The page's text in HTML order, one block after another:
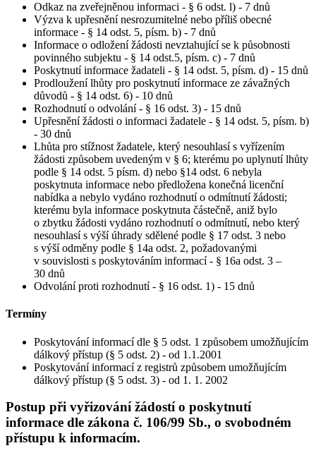
Odkaz na zveřejněnou informaci - § 6 odst. l) - 7 dnů
Výzva k upřesnění nesrozumitelné nebo příliš obecné
informace - § 14 odst. 5, písm. b) - 7 dnů
Informace o odložení žádosti nevztahující se k působnosti
povinného subjektu - § 14 odst.5, písm. c) - 7 dnů
Poskytnutí informace žadateli - § 14 odst. 5, písm. d) - 15 dnů
Prodloužení lhůty pro poskytnutí informace ze závažných
důvodů - § 14 odst. 6) - 10 dnů
Rozhodnutí o odvolání - § 16 odst. 3) - 15 dnů
Upřesnění žádosti o informaci žadatele - § 14 odst. 5, písm. b)
- 30 dnů
Lhůta pro stížnost žadatele, který nesouhlasí s vyřízením
žádosti způsobem uvedeným v § 6; kterému po uplynutí lhůty
podle § 14 odst. 5 písm. d) nebo §14 odst. 6 nebyla
poskytnuta informace nebo předložena konečná licenční
nabídka a nebylo vydáno rozhodnutí o odmítnutí žádosti;
kterému byla informace poskytnuta částečně, aniž bylo
o zbytku žádosti vydáno rozhodnutí o odmítnutí, nebo který
nesouhlasí s výší úhrady sdělené podle § 17 odst. 3 nebo
s výší odměny podle § 14a odst. 2, požadovanými
v souvislosti s poskytováním informací - § 16a odst. 3 –
30 dnů
Odvolání proti rozhodnutí - § 16 odst. 1) - 15 dnů
Termíny
Poskytování informací dle § 5 odst. 1 způsobem umožňujícím
dálkový přístup (§ 5 odst. 2) - od 1.1.2001
Poskytování informací z registrů způsobem umožňujícím
dálkový přístup (§ 5 odst. 3) - od 1. 1. 2002
Postup při vyřizování žádostí o poskytnutí
informace dle zákona č. 106/99 Sb., o svobodném
přístupu k informacím.